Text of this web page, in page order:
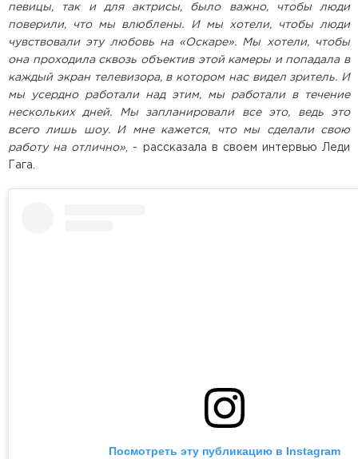
певицы, так и для актрисы, было важно, чтобы люди
поверили, что мы влюблены. И мы хотели, чтобы люди
чувствовали эту любовь на «Оскаре». Мы хотели, чтобы
она проходила сквозь объектив этой камеры и попадала в
каждый экран телевизора, в котором нас видел зритель. И
мы усердно работали над этим, мы работали в течение
нескольких дней. Мы запланировали все это, ведь это
всего лишь шоу. И мне кажется, что мы сделали свою
работу на отлично» , - рассказала в своем интервью Леди
Гага.
Посмотреть эту публикацию в Instagram